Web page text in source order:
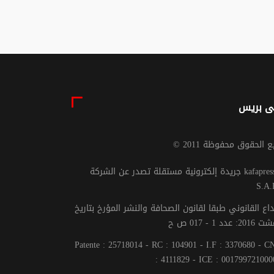
بريس
الحقوق محفوظة 2011
جريدة إلكترونية مستقلة تصدر عن الشركة kafapresse -
القانوني طبقا لقانون الصحافة والنشر المؤرخ بتاريخ
Patente : 25718014 - RC : 104901 - I.F : 3370680 -
: 4111829 - ICE :